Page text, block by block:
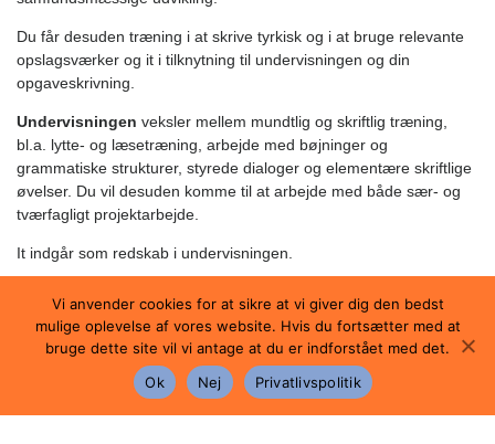
Du får desuden træning i at skrive tyrkisk og i at bruge relevante
opslagsværker og it i tilknytning til undervisningen og din
opgaveskrivning.
Undervisningen veksler mellem mundtlig og skriftlig træning,
bl.a. lytte- og læsetræning, arbejde med bøjninger og
grammatiske strukturer, styrede dialoger og elementære skriftlige
øvelser. Du vil desuden komme til at arbejde med både sær- og
tværfagligt projektarbejde.
It indgår som redskab i undervisningen.
Eksamen
Eksamen består af en skriftlig og en mundtlig prøve.
Den skriftlige prøve varer 5 timer og foregår på grundlag af et
Vi anvender cookies for at sikre at vi giver dig den bedst
mulige oplevelse af vores website. Hvis du fortsætter med at
bruge dette site vil vi antage at du er indforstået med det.
Ok
Nej Privatlivspolitik